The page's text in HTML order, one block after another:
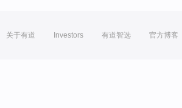
关于有道 Investors 有道智选 官方博客